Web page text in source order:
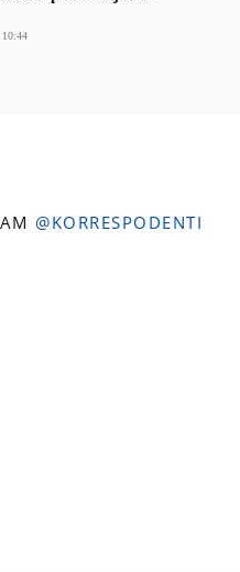
@KORRESPODENTI